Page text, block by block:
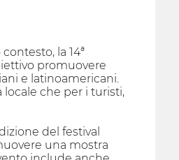
la 14ª
promuovere
e latinoamericani.
che per i turisti,
del festival
una mostra